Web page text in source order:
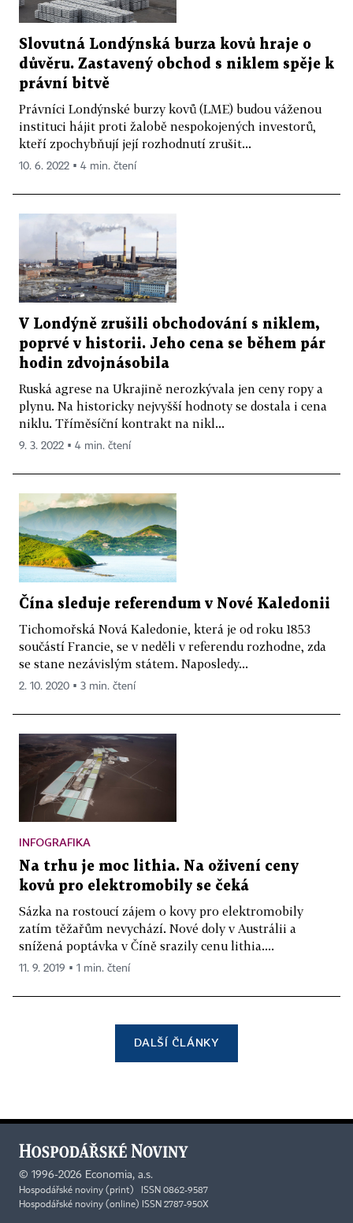
Slovutná Londýnská burza kovů hraje o
důvěru. Zastavený obchod s niklem spěje k
právní bitvě
Právníci Londýnské burzy kovů (LME) budou váženou
instituci hájit proti žalobě nespokojených investorů,
kteří zpochybňují její rozhodnutí zrušit...
10. 6. 2022 ▪ 4 min. čtení
V Londýně zrušili obchodování s niklem,
poprvé v historii. Jeho cena se během pár
hodin zdvojnásobila
Ruská agrese na Ukrajině nerozkývala jen ceny ropy a
plynu. Na historicky nejvyšší hodnoty se dostala i cena
niklu. Tříměsíční kontrakt na nikl...
9. 3. 2022 ▪ 4 min. čtení
Čína sleduje referendum v Nové Kaledonii
Tichomořská Nová Kaledonie, která je od roku 1853
součástí Francie, se v neděli v referendu rozhodne, zda
se stane nezávislým státem. Naposledy...
2. 10. 2020 ▪ 3 min. čtení
INFOGRAFIKA
Na trhu je moc lithia. Na oživení ceny
kovů pro elektromobily se čeká
Sázka na rostoucí zájem o kovy pro elektromobily
zatím těžařům nevychází. Nové doly v Austrálii a
snížená poptávka v Číně srazily cenu lithia....
11. 9. 2019 ▪ 1 min. čtení
DALŠÍ ČLÁNKY
© 1996-2026 Economia, a.s.
Hospodářské noviny (print) ISSN 0862-9587
Hospodářské noviny (online) ISSN 2787-950X